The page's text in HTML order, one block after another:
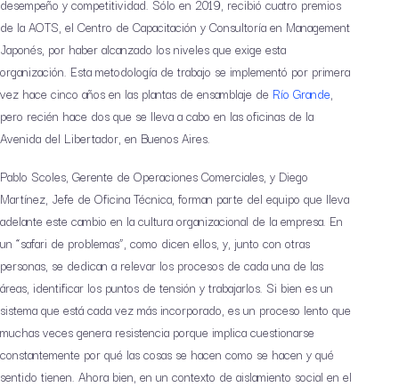
desempeño y competitividad. Sólo en 2019, recibió cuatro premios
de la AOTS, el Centro de Capacitación y Consultoría en Management
Japonés, por haber alcanzado los niveles que exige esta
organización. Esta metodología de trabajo se implementó por primera
vez hace cinco años en las plantas de ensamblaje de Río Grande,
pero recién hace dos que se lleva a cabo en las oficinas de la
Avenida del Libertador, en Buenos Aires.
Pablo Scoles, Gerente de Operaciones Comerciales, y Diego
Martínez, Jefe de Oficina Técnica, forman parte del equipo que lleva
adelante este cambio en la cultura organizacional de la empresa. En
un “safari de problemas”, como dicen ellos, y, junto con otras
personas, se dedican a relevar los procesos de cada una de las
áreas, identificar los puntos de tensión y trabajarlos. Si bien es un
sistema que está cada vez más incorporado, es un proceso lento que
muchas veces genera resistencia porque implica cuestionarse
constantemente por qué las cosas se hacen como se hacen y qué
sentido tienen. Ahora bien, en un contexto de aislamiento social en el